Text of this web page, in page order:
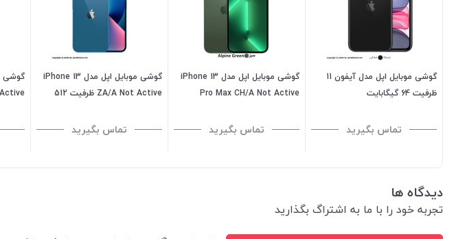
گوشی موبایل اپل مدل آیفون 11
ظرفیت 64 گیگابایت
تماس بگیرید
گوشی موبایل اپل مدل iPhone 13
Pro Max CH/A Not Active
گیگابایت تماس بگیرید
گوشی موبایل اپل مدل iPhone 13
ZA/A Not Active ظرفیت 512
تماس بگیرید
دیدگاه ها
تجربه خود را با ما به اشتراگ بگذارید